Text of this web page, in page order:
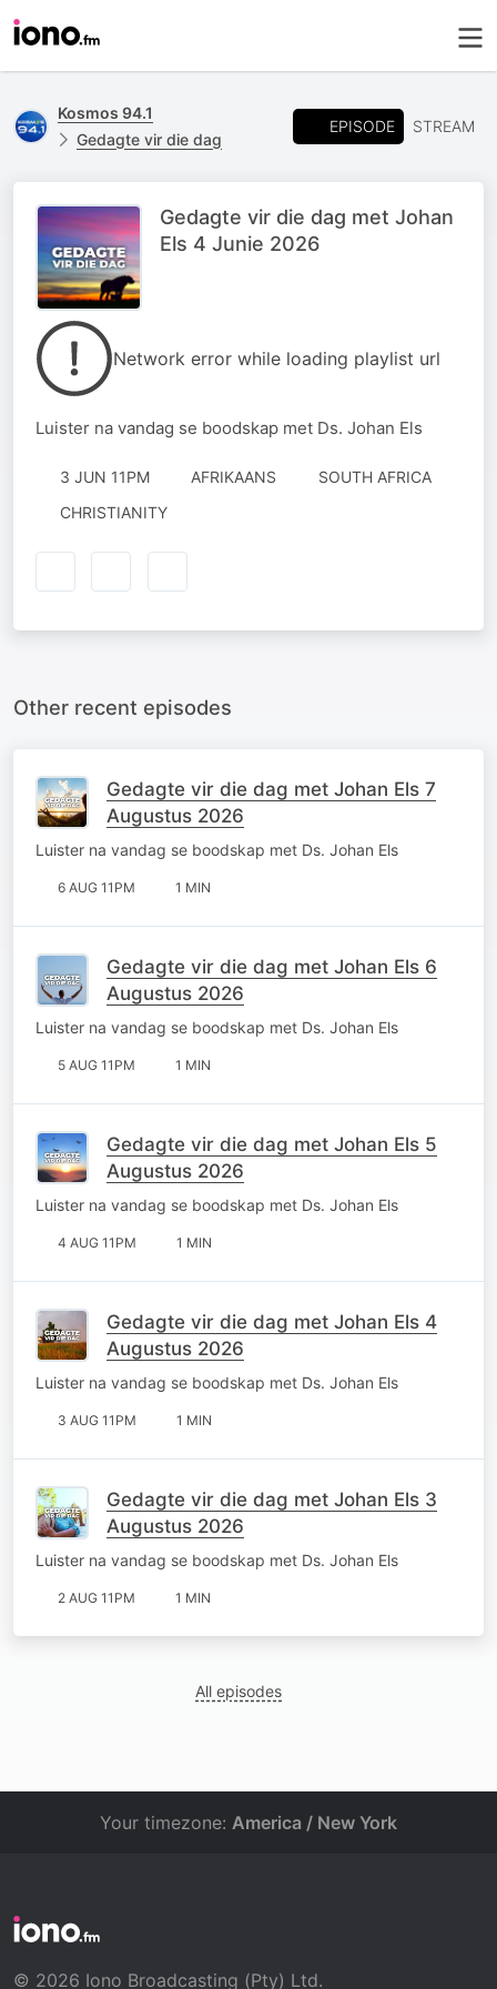
Kosmos 94.1
Gedagte vir die dag
EPISODE STREAM
Gedagte vir die dag met Johan
Els 4 Junie 2026
Network error while loading playlist url
Luister na vandag se boodskap met Ds. Johan Els
3 JUN 11PM AFRIKAANS
SOUTH AFRICA
CHRISTIANITY
Other recent episodes
Gedagte vir die dag met Johan Els 7
Augustus 2026
Luister na vandag se boodskap met Ds. Johan Els
6 AUG 11PM 1 MIN
Gedagte vir die dag met Johan Els 6
Augustus 2026
Luister na vandag se boodskap met Ds. Johan Els
5 AUG 11PM 1 MIN
Gedagte vir die dag met Johan Els 5
Augustus 2026
Luister na vandag se boodskap met Ds. Johan Els
4 AUG 11PM 1 MIN
Gedagte vir die dag met Johan Els 4
Augustus 2026
Luister na vandag se boodskap met Ds. Johan Els
3 AUG 11PM 1 MIN
Gedagte vir die dag met Johan Els 3
Augustus 2026
Luister na vandag se boodskap met Ds. Johan Els
2 AUG 11PM 1 MIN
All episodes
Your timezone: America / New York
© 2026 Iono Broadcasting (Pty) Ltd.